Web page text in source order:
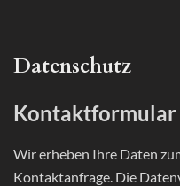
Datenschutz
Kontaktformular
Wir erheben Ihre Daten
Kontaktanfrage. Die